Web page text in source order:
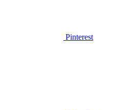
Pinterest